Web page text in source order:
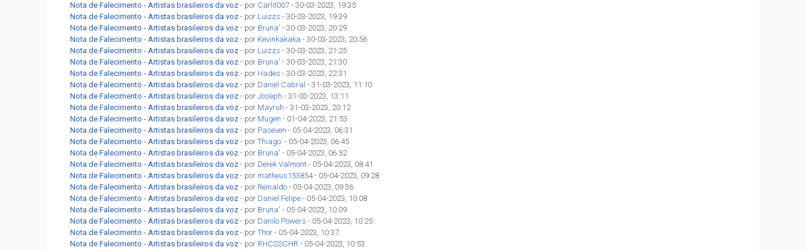
Nota de Falecimento - Artistas brasileiros da voz - por Carlit007 - 30-03-2023, 19:35
Nota de Falecimento - Artistas brasileiros da voz - por Luizzs - 30-03-2023, 19:39
Nota de Falecimento - Artistas brasileiros da voz - por Bruna' - 30-03-2023, 20:29
Nota de Falecimento - Artistas brasileiros da voz - por Kevinkakaka - 30-03-2023, 20:56
Nota de Falecimento - Artistas brasileiros da voz - por Luizzs - 30-03-2023, 21:25
Nota de Falecimento - Artistas brasileiros da voz - por Bruna' - 30-03-2023, 21:30
Nota de Falecimento - Artistas brasileiros da voz - por Hades - 30-03-2023, 22:31
Nota de Falecimento - Artistas brasileiros da voz - por Daniel Cabral - 31-03-2023, 11:10
Nota de Falecimento - Artistas brasileiros da voz - porJoseph - 31-03-2023, 13:11
Nota de Falecimento - Artistas brasileiros da voz - por Mayruh - 31-03-2023, 20:12
Nota de Falecimento - Artistas brasileiros da voz - por Mugen - 01-04-2023, 21:53
Nota de Falecimento - Artistas brasileiros da voz - por Paseven - 05-04-2023, 06:31
Nota de Falecimento - Artistas brasileiros da voz - porThiago. - 05-04-2023, 06:45
Nota de Falecimento - Artistas brasileiros da voz - por Bruna' - 05-04-2023, 06:52
Nota de Falecimento - Artistas brasileiros da voz - por Derek Valmont - 05-04-2023, 08:41
Nota de Falecimento - Artistas brasileiros da voz - por matheus153854- 05-04-2023, 09:28
Nota de Falecimento - Artistas brasileiros da voz - por Reinaldo - 05-04-2023, 09:36
Nota de Falecimento - Artistas brasileiros da voz - por Daniel Felipe - 05-04-2023, 10:08
Nota de Falecimento - Artistas brasileiros da voz - por Bruna' - 05-04-2023, 10:09
Nota de Falecimento - Artistas brasileiros da voz - por Danilo Powers - 05-04-2023, 10:25
Nota de Falecimento - Artistas brasileiros da voz - porThor - 05-04-2023, 10:37
Nota de Falecimento - Artistas brasileiros da voz - por RHCSSCHR - 05-04-2023, 10:53